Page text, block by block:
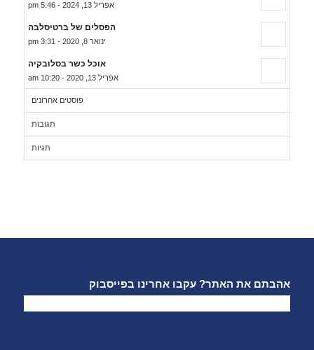
אפריל 13, 2024 - 5:46 pm
הפסלים של ברטיסלבה
ינואר 8, 2020 - 3:31 pm
אוכל כשר בסלובקיה
אפריל 13, 2020 - 10:20 am
פוסטים אחרונים
תגובות
תגיות
אהבתם את האתר? עקבו אחרינו בפייסבוק